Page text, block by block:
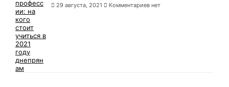
29 августа, 2021 Комментариев нет